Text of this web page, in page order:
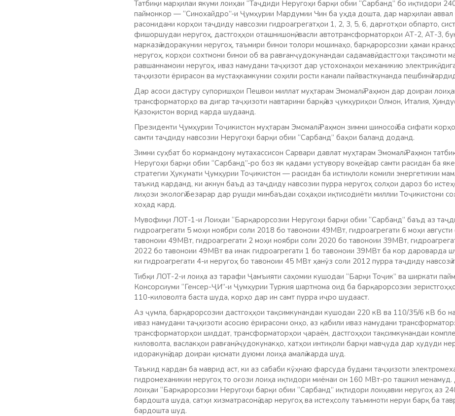
Татбиқи марҳилаи якуми лоиҳаи “Таҷдиди Неругоҳи барқи обии “Сарбанд” бо иқтидори
паймонкор — “Синохайдро”-и Ҷумҳурии Мардумии Чин ба уҳда дошта, дар марҳилаи аввал
расонидани корҳои таҷдиду навсозии гидроагрегатҳои 1, 2, 3, 5, 6, дарғотҳои обпарто,
фишоршудаи неругоҳ, дастгоҳҳои оташнишонӣ, васли автотрансформаторҳои АТ-2, АТ-3,
марказӣ идоракунии неругоҳ, таъмири бинои толори мошинаҳо, барқарорсозии ҳамаи
неругоҳ, корҳои сохтмони бинои об ва равғанҷудокунандаи садамавӣ, дастгоҳи тақсимоти
равшаннамоии неругоҳ, иваз намудани таҷҳизот дар устохонаҳои механикию электрикӣ,
таҷҳизоти ёрирасон ва мустаҳкамкунии соҳили рости канали пайвасткунанда пешбинӣ
Дар асоси дастуру супоришҳои Пешвои миллат муҳтарам Эмомалӣ Раҳмон дар доираи
трансформаторҳо ва дигар таҷҳизоти навтарини барқӣ аз ҷумҳуриҳои Олмон, Италия,
Қазоқистон ворид карда шудаанд.
Президенти Ҷумҳурии Тоҷикистон муҳтарам Эмомалӣ Раҳмон зимни шиносоӣ ба сифати
самти таҷдиду навсозии Неругоҳи барқи обии “Сарбанд” баҳои баланд доданд.
Зимни суҳбат бо кормандону мутахассисон Сарвари давлат муҳтарам Эмомалӣ Раҳмон
Неругоҳи барқи обии “Сарбанд”-ро боз як қадами устувору воқеӣ дар самти расидан ба
стратегии Ҳукумати Ҷумҳурии Тоҷикистон — расидан ба истиқлоли комили энергетикии
таъкид карданд, ки акнун баъд аз таҷдиду навсозии пурра неругоҳ солҳои дароз бо
лиҳози экологӣ безарар дар рушди минбаъдаи соҳаҳои иқтисодиёти миллии Тоҷикистони
хоҳад кард.
Мувофиқи ЛОТ-1-и Лоиҳаи “Барқарорсозии Неругоҳи барқи обии “Сарбанд” баъд аз
гидроагрегати 5 моҳи ноябри соли 2018 бо тавоноии 49МВт, гидроагрегати 6 моҳи
тавоноии 49МВт, гидроагрегати 2 моҳи ноябри соли 2020 бо тавоноии 39МВт,
2022 бо тавоноии 49МВт ва инак гидроагрегати 1 бо тавоноии 39МВт ба кор дароварда
ки гидроагрегати 4-и неругоҳ бо тавоноии 45 МВт ҳанӯз соли 2012 пурра таҷдиду навсозӣ
Тибқи ЛОТ-2-и лоиҳа аз тарафи Ҷамъияти саҳомии кушодаи “Барқи Тоҷик” ва ширкати
Консорсиуми “Генсер-ҶИ”-и Ҷумҳурии Туркия шартнома оид ба барқарорсозии
110-киловолта баста шуда, корҳо дар ин самт пурра иҷро шудааст.
Аз ҷумла, барқарорсозии дастгоҳҳои тақсимкунандаи кушодаи 220 кВ ва 110/35/6 кВ бо
иваз намудани таҷҳизоти асосию ёрирасони онҳо, аз қабили иваз намудани
трансформаторҳои шиддат, трансформаторҳои ҷараён, дастгоҳҳои тақсимкунандаи
киловолта, васлакҳои равғанӣ, ҷудокунакҳо, хатҳои интиқоли барқи мавҷуда дар ҳудуди
идоракунӣ дар доираи қисмати дуюми лоиҳа амалӣ карда шуд.
Таъкид кардан ба маврид аст, ки аз сабаби кӯҳнаю фарсуда будани таҷҳизоти
гидромеханикии неругоҳ то оғози лоиҳа иқтидори миёнаи он 160 МВт-ро ташкил менамуд.
лоиҳаи “Барқарорсозии Неругоҳи барқи обии “Сарбанд” иқтидори лоиҳавии неругоҳ аз
бардошта шуда, сатҳи хизматрасонӣ дар неругоҳ ва истеҳсолу таъминоти неруи барқ ба
бардошта шуд.